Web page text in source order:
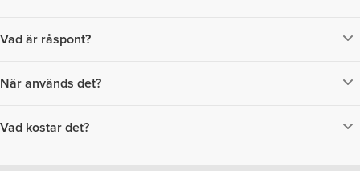
Vad är råspont?
När används det?
Vad kostar det?